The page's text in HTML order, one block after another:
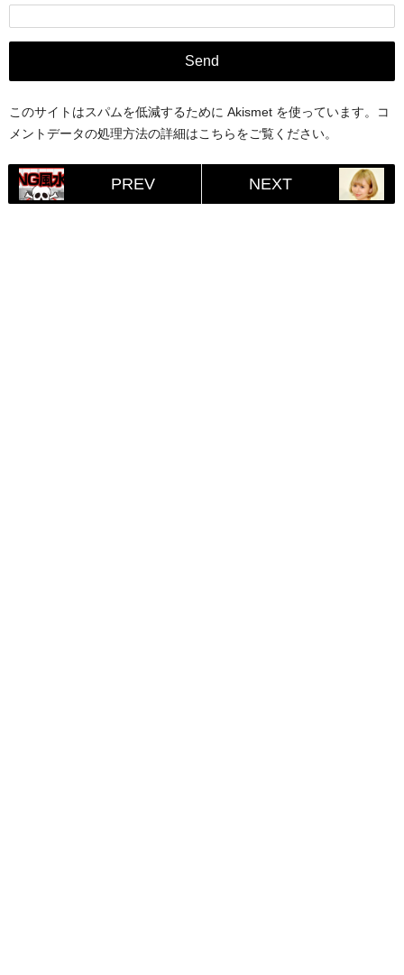
このサイトはスパムを低減するために Akismet を使っています。
コ
メントデータの処理方法の詳細はこちらをご覧ください。
PREV NEXT